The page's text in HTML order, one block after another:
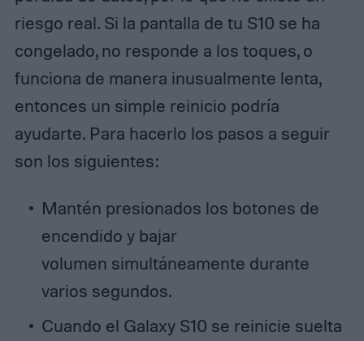
riesgo real. Si la pantalla de tu S10 se ha
congelado, no responde a los toques, o
funciona de manera inusualmente lenta,
entonces un simple reinicio podría
ayudarte. Para hacerlo los pasos a seguir
son los siguientes:
Mantén presionados los botones de
encendido y bajar
volumen simultáneamente durante
varios segundos.
Cuando el Galaxy S10 se reinicie suelta